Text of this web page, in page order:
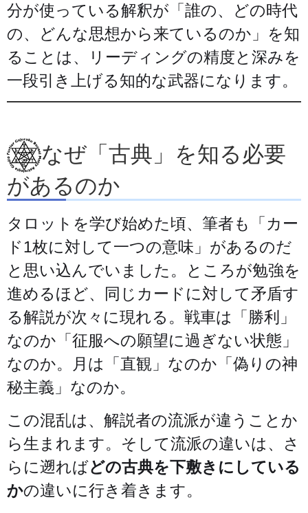
分が使っている解釈が「誰の、どの時代
の、どんな思想から来ているのか」を知
ることは、リーディングの精度と深みを
一段引き上げる知的な武器になります。
なぜ「古典」を知る必要
があるのか
タロットを学び始めた頃、筆者も「カー
ド1枚に対して一つの意味」があるのだ
と思い込んでいました。ところが勉強を
進めるほど、同じカードに対して矛盾す
る解説が次々に現れる。戦車は「勝利」
なのか「征服への願望に過ぎない状態」
なのか。月は「直観」なのか「偽りの神
秘主義」なのか。
この混乱は、解説者の流派が違うことか
ら生まれます。そして流派の違いは、さ
らに遡ればどの古典を下敷きにしている
かの違いに行き着きます。